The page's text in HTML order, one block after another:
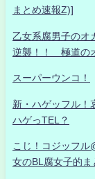
まとめ速報Z)]
乙女系腐男子の
逆襲！！ 極道の
スーパーウンコ！
新・ハゲッフル！
ハゲっTEL？
こじ！コジッフル
女のBL腐女子的ま